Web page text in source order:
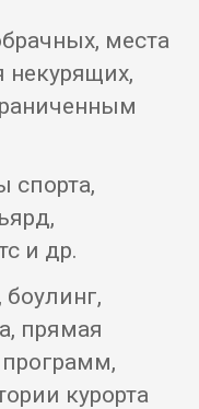
места
некурящих,
и др.
боулинг,
прямая
курорта